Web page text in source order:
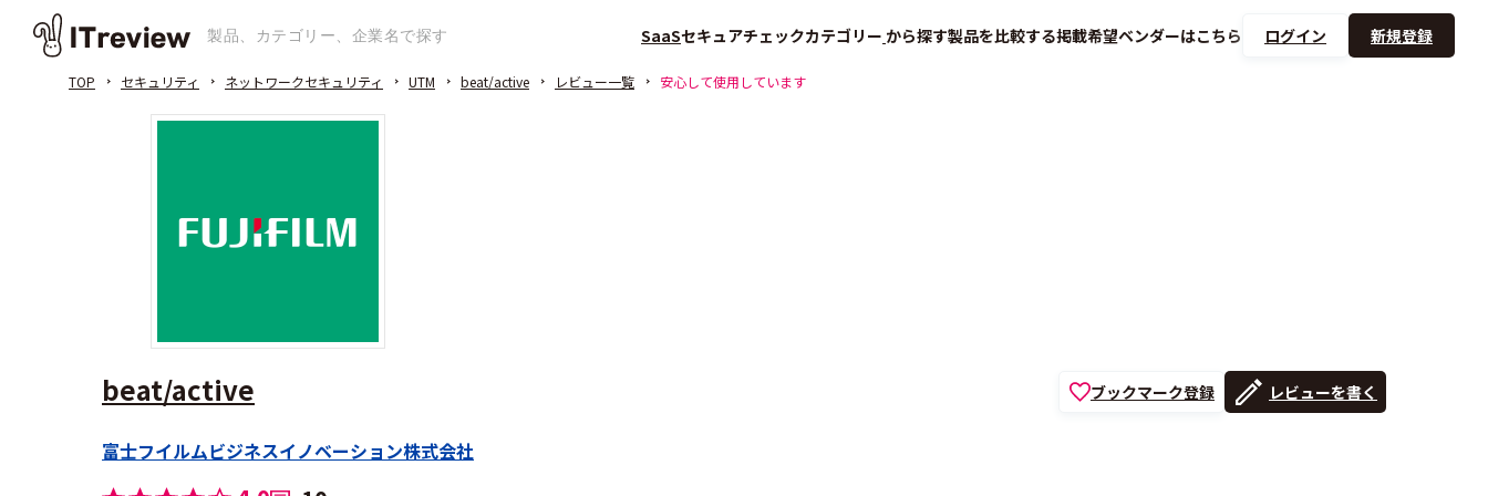
SaaSセキュアチェックカテゴリー から探す製品を比較する掲載希望ベンダーはこちら ログイン 新規登録
TOP セキュリティ ネットワークセキュリティ UTM beat/active レビュー一覧 安心して使用しています
beat/active
富士フイルムビジネスイノベーション株式会社
ブックマーク登録 レビューを書く